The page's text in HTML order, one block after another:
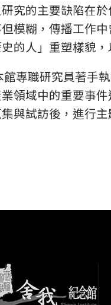
究的主要缺陷在
模糊，傳播工作
的人」重塑樣貌
館專職研究員著手
領域中的重要事
與試訪後，進行